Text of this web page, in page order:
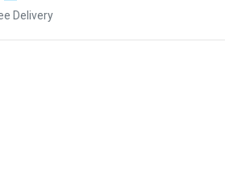
Delivery